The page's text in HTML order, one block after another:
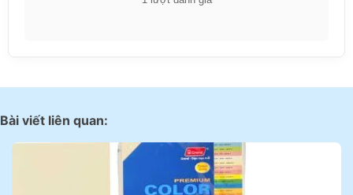
Bài viết liên quan: